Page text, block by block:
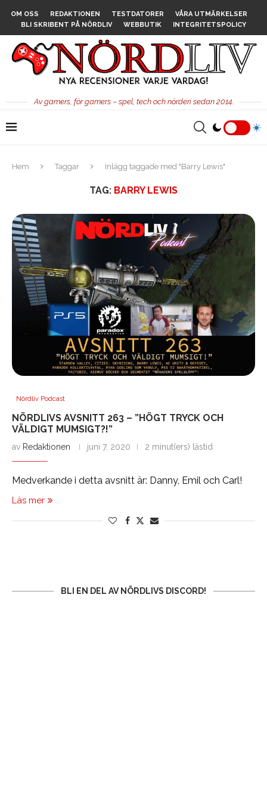
OM OSS REDAKTIONEN TESTDATORER
VÅRA UTMÄRKELSER
BLI SKRIBENT PÅ NÖRDLIV
WEBBUTIK INTEGRITETSPOLICY
Av gamers, för gamers – spel, tech och nörderi sedan 2014.
Hem Taggar Inlägg taggade med "Barry Lewis"
TAG: BARRY LEWIS
Nördliv Podcast
NÖRDLIVS AVSNITT 263 – ”HÖGT TRYCK OCH
VÄLDIGT MUMSIGT?!”
av Redaktionen juni 7, 2020 2 minut(ers) lästid
Medverkande i detta avsnitt är: Danny, Emil och Carl!
Läs mer
BLI EN DEL AV NÖRDLIVS DISCORD!